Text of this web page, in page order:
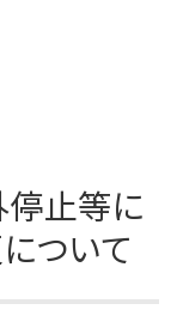
止等に
ついて